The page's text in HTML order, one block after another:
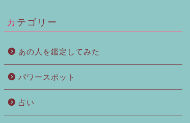
カテゴリー
あの人を鑑定してみた
パワースポット
占い